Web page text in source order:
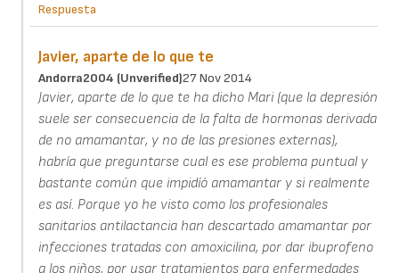
Respuesta
Javier, aparte de lo que te
Andorra2004 (unverified)27 Nov 2014
Javier, aparte de lo que te ha dicho Mari (que la depresión
suele ser consecuencia de la falta de hormonas derivada
de no amamantar, y no de las presiones externas),
habría que preguntarse cual es ese problema puntual y
bastante común que impidíó amamantar y si realmente
es así. Porque yo he visto como los profesionales
sanitarios antilactancia han descartado amamantar por
infecciones tratadas con amoxicilina, por dar ibuprofeno
a los niños, por usar tratamientos para enfermedades